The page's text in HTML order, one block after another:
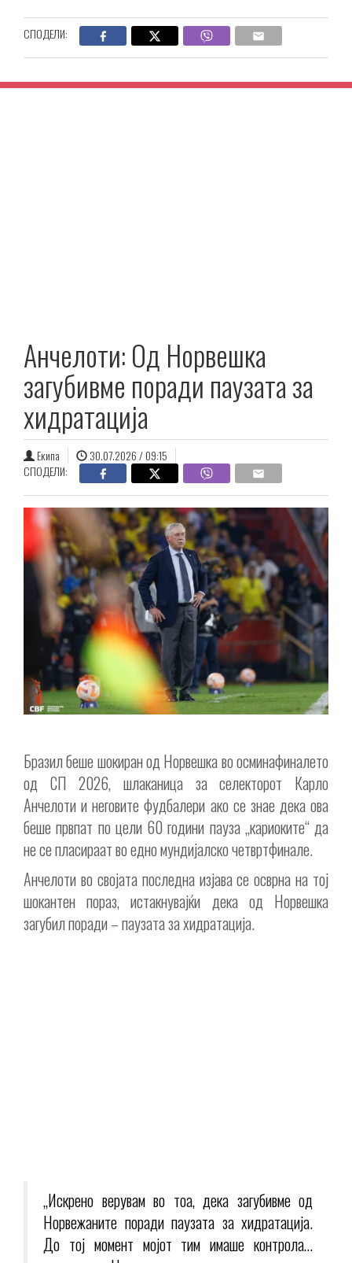
СПОДЕЛИ:
Анчелоти: Од Норвешка
загубивме поради паузата за
хидратација
Екипа
30.07.2026 / 09:15
СПОДЕЛИ:
Бразил беше шокиран од Норвешка во осминафиналето
од СП 2026, шлаканица за селекторот Карло
Анчелоти и неговите фудбалери ако се знае дека ова
беше првпат по цели 60 години пауза „кариоките“ да
не се пласираат во едно мундијалско четвртфинале.
Анчелоти во својата последна изјава се осврна на тој
шокантен пораз, истакнувајќи дека од Норвешка
загубил поради – паузата за хидратација.
„Искрено верувам во тоа, дека загубивме од
Норвежаните поради паузата за хидратација.
До тој момент мојот тим имаше контрола…